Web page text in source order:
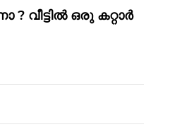
വീട്ടിൽ ഒരു കറ്റാർ